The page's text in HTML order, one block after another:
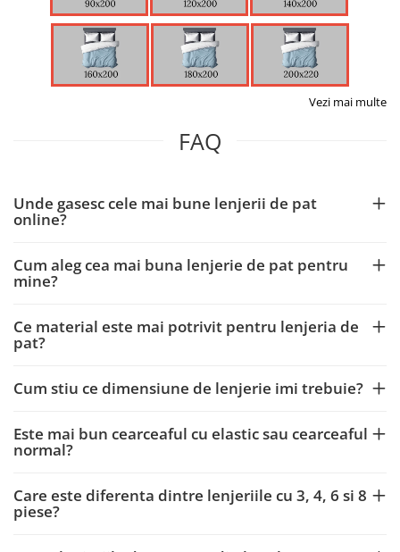
Vezi mai multe
FAQ
Unde gasesc cele mai bune lenjerii de pat
online?
Cum aleg cea mai buna lenjerie de pat pentru
mine?
Ce material este mai potrivit pentru lenjeria de
pat?
Cum stiu ce dimensiune de lenjerie imi trebuie?
Este mai bun cearceaful cu elastic sau cearceaful
normal?
Care este diferenta dintre lenjeriile cu 3, 4, 6 si 8
piese?